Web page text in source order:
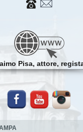
Pisa, attore,